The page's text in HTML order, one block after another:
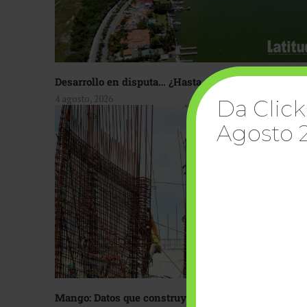
Desarrollo en disputa… ¿Hasta dónde crecer?
4 agosto, 2026
Mango: Datos que construyen confianza
Da
Agosto